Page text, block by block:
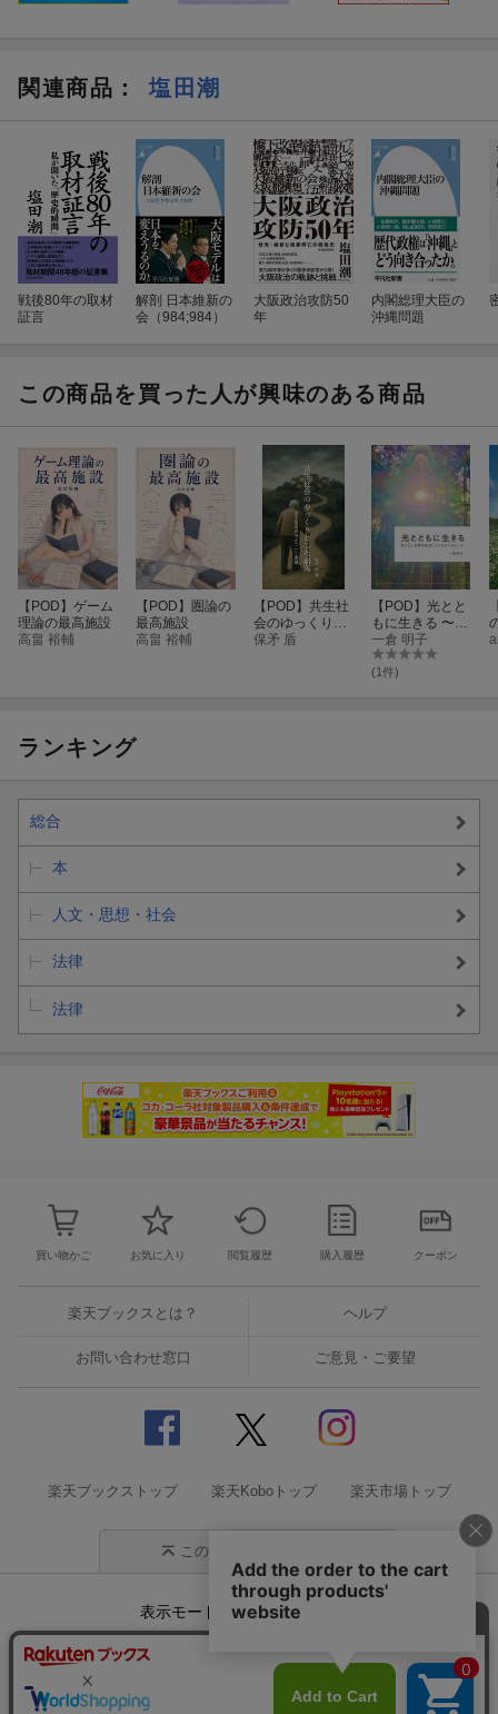
参考資料
【著者紹介】
関連商品 ： 塩田潮
戦後80年の取材
証言
解剖 日本維新の
会（984;984）
大阪政治攻防50
年
内閣総理大臣の
沖縄問題
この商品を買った人が興味のある商品
【POD】ゲーム
理論の最高施設
高畠 裕輔
【POD】圏論の
最高施設
高畠 裕輔
【POD】共生社
会のゆっくりと
した崩落 - 要支
保矛 盾
【POD】光とと
もに生きる 〜見
えない世界を味
方につける5つ
のヒント〜
一倉 明子
(1件)
ランキング
総合
本
人文・思想・社会
法律
法律
買い物かご お気に入り 閲覧履歴 購入履歴 クーポン
楽天ブックスとは？ ヘルプ
お問い合わせ窓口 ご意見・ご要望
楽天ブックストップ 楽天Koboトップ 楽天市場トップ
このページの先頭に戻る
表示モード モバイル
企業情報 個人情報保護方針